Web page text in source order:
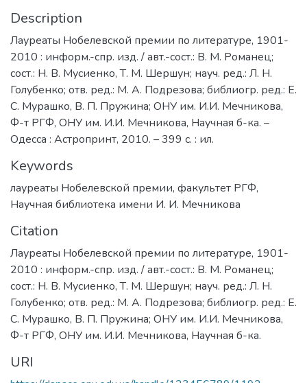
Description
Лауреаты Нобелевской премии по литературе, 1901-
2010 : информ.-спр. изд. / авт.-сост.: В. М. Романец;
сост.: Н. В. Мусиенко, Т. М. Шершун; науч. ред.: Л. Н.
Голубенко; отв. ред.: М. А. Подрезова; библиогр. ред.: Е.
С. Мурашко, В. П. Пружина; ОНУ им. И.И. Мечникова,
Ф-т РГФ, ОНУ им. И.И. Мечникова, Научная б-ка. –
Одесса : Астропринт, 2010. – 399 с. : ил.
Keywords
лауреаты Нобелевской премии, факультет РГФ,
Научная библиотека имени И. И. Мечникова
Citation
Лауреаты Нобелевской премии по литературе, 1901-
2010 : информ.-спр. изд. / авт.-сост.: В. М. Романец;
сост.: Н. В. Мусиенко, Т. М. Шершун; науч. ред.: Л. Н.
Голубенко; отв. ред.: М. А. Подрезова; библиогр. ред.: Е.
С. Мурашко, В. П. Пружина; ОНУ им. И.И. Мечникова,
Ф-т РГФ, ОНУ им. И.И. Мечникова, Научная б-ка.
URI